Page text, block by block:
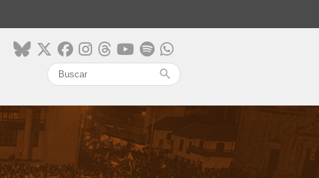
search